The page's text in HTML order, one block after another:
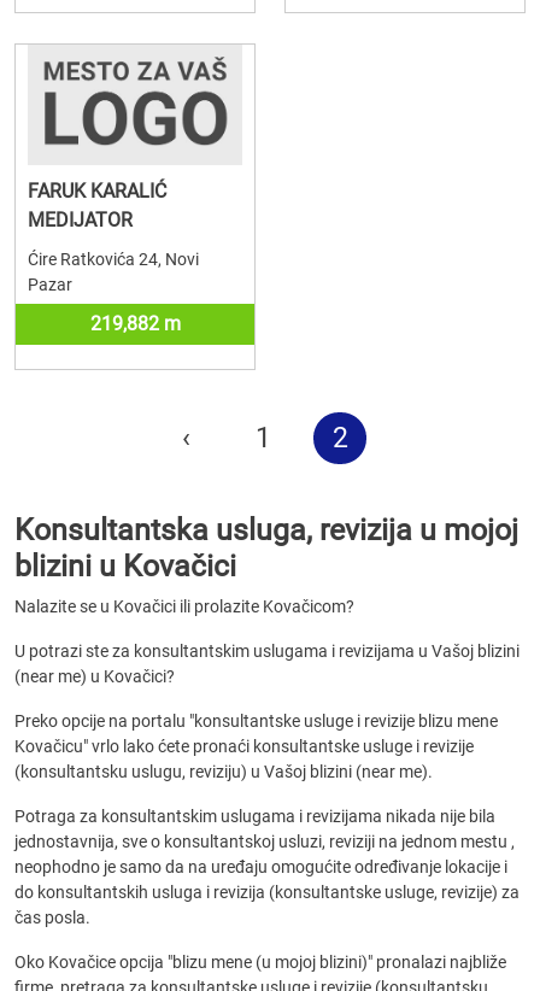
FARUK KARALIĆ
MEDIJATOR
Ćire Ratkovića 24, Novi
Pazar
219,882 m
‹ 1 2
Konsultantska usluga, revizija u mojoj
blizini u Kovačici
Nalazite se u Kovačici ili prolazite Kovačicom?
U potrazi ste za konsultantskim uslugama i revizijama u Vašoj blizini
(near me) u Kovačici?
Preko opcije na portalu "konsultantske usluge i revizije blizu mene
Kovačicu" vrlo lako ćete pronaći konsultantske usluge i revizije
(konsultantsku uslugu, reviziju) u Vašoj blizini (near me).
Potraga za konsultantskim uslugama i revizijama nikada nije bila
jednostavnija, sve o konsultantskoj usluzi, reviziji na jednom mestu ,
neophodno je samo da na uređaju omogućite određivanje lokacije i
do konsultantskih usluga i revizija (konsultantske usluge, revizije) za
čas posla.
Oko Kovačice opcija "blizu mene (u mojoj blizini)" pronalazi najbliže